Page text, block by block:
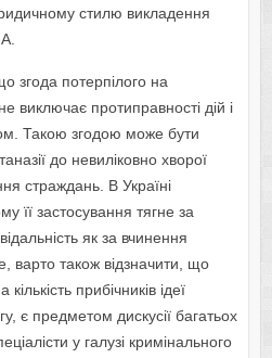
стилю викладення
згода потерпілого на
виключає протиправності дій і
Такою згодою може бути
до невиліковно хворої
страждань. В Україні
її застосування тягне за
як за вчинення
варто також відзначити, що
прибічників ідеї
є предметом дискусії багатьох
у галузі кримінального